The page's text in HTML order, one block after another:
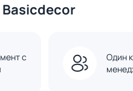
с
Один